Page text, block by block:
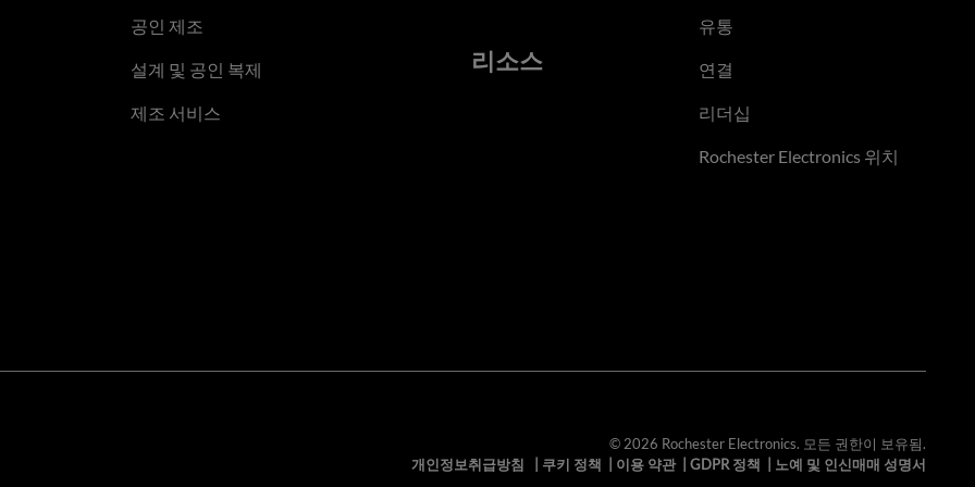
공인 제조
설계 및 공인 복제
제조 서비스
리소스
유통
연결
리더십
Rochester Electronics 위치
© 2026 Rochester Electronics. 모든 권한이 보유됨.
개인정보취급방침
쿠키 정책 이용 약관| GDPR 정책 노예 및 인신매매 성명서